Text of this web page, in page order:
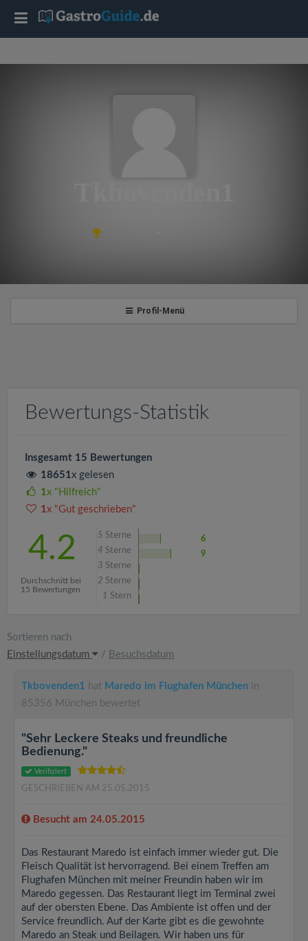
Profil-Menü
Bewertungs-Statistik
Insgesamt 15 Bewertungen
18651x gelesen
1x "Hilfreich"
1x "Gut geschrieben"
4.2
Durchschnitt bei
15 Bewertungen
5 Sterne
6
4 Sterne
9
3 Sterne
2 Sterne
1 Stern
Sortieren nach
Einstellungsdatum
/ Besuchsdatum
Tkbovenden1 hat Maredo im Flughafen München in
85356 München bewertet
"Sehr Leckere Steaks und freundliche
Bedienung."
Verifiziert
GESCHRIEBEN AM 25.05.2015
Besucht am 24.05.2015
Das Restaurant Maredo ist einfach immer wieder gut. Die
Fleisch Qualität ist hervorragend. Bei einem Treffen am
Flughafen München mit meiner Freundin haben wir im
Maredo gegessen. Das Restaurant liegt im Terminal zwei
auf der obersten Ebene. Das Ambiente ist offen und der
Service freundlich. Auf der Karte gibt es die gewohnte
Maredo an Steak und Beilagen. Wir haben uns für
T
a
t
i